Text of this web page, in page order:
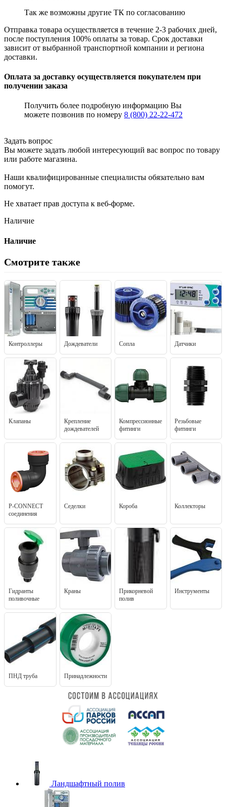
Так же возможны другие ТК по согласованию
Отправка товара осуществляется в течение 2-3 рабочих дней,
после поступления 100% оплаты за товар. Срок доставки
зависит от выбранной транспортной компании и региона
доставки.
Оплата за доставку осуществляется покупателем при
получении заказа
Получить более подробную информацию Вы
можете позвонив по номеру 8 (800) 22-22-472
Задать вопрос
Вы можете задать любой интересующий вас вопрос по товару
или работе магазина.
Наши квалифицированные специалисты обязательно вам
помогут.
Не хватает прав доступа к веб-форме.
Наличие
Наличие
Смотрите также
Контроллеры Дождеватели Сопла Датчики
Клапаны
Крепление
дождевателей
Компрессионные
фитинги
Резьбовые
фитинги
P-CONNECT
соединения
Седелки Короба Коллекторы
Гидранты
поливочные
Краны
Прикорневой
полив
Инструменты
ПНД труба Принадлежности
Ландшафтный полив